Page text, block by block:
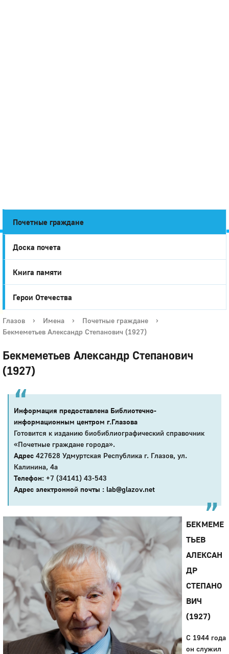
Город
Глазов
Почетные граждане
Доска почета
Книга памяти
Герои Отечества
Глазов › Имена › Почетные граждане
›
Бекмеметьев Александр Степанович (1927)
Бекмеметьев Александр Степанович
(1927)
Информация предоставлена Библиотечно-
информационным центром г.Глазова
Готовится к изданию биобиблиографический справочник
«Почетные граждане города».
Адрес 427628 Удмуртская Республика г. Глазов, ул.
Калинина, 4а
Телефон: +7 (34141) 43-543
Адрес электронной почты : lab@glazov.net
БЕКМЕМЕ
ТЬЕВ
АЛЕКСАН
ДР
СТЕПАНО
ВИЧ
(1927)
С 1944 года
он служил